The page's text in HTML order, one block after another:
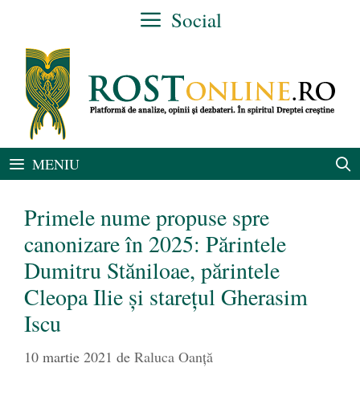
conținut
Social
MENIU
Primele nume propuse spre
canonizare în 2025: Părintele
Dumitru Stăniloae, părintele
Cleopa Ilie și starețul Gherasim
Iscu
10 martie 2021 de Raluca Oanță